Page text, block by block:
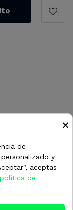
×
de
y
aceptas
política de